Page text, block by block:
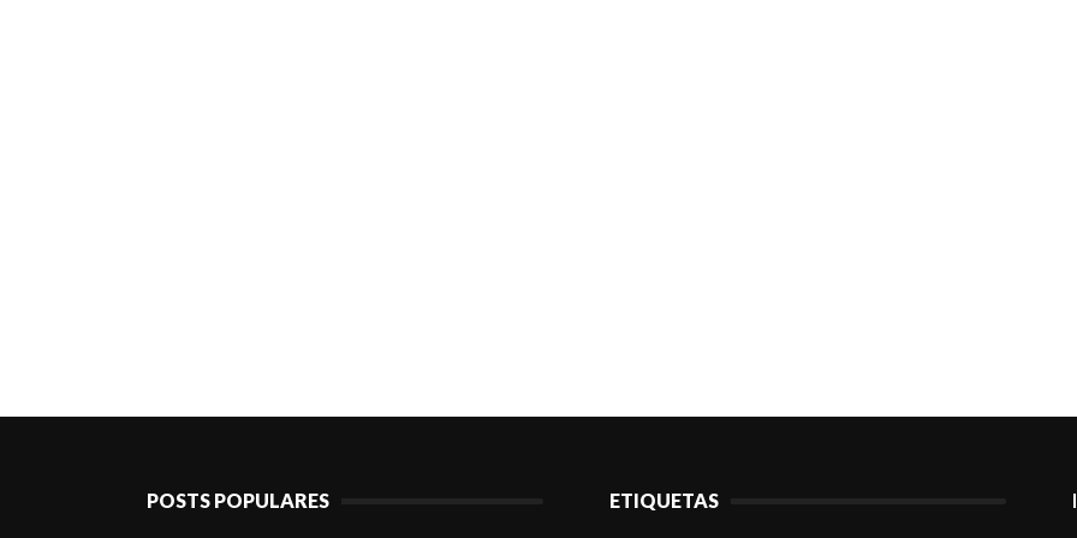
POSTS POPULARES ETIQUETAS